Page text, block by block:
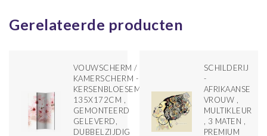
Gerelateerde producten
VOUWSCHERM /
KAMERSCHERM -
KERSENBLOESEM
135X172CM ,
GEMONTEERD
GELEVERD,
DUBBELZIJDIG
SCHILDERIJ
-
AFRIKAANSE
VROUW ,
MULTIKLEUR
, 3 MATEN ,
PREMIUM